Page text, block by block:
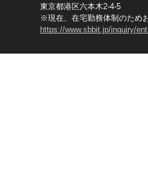
東京都港区六本木2-4-5
※現在、在宅勤務体制のため
https://www.sbbit.jp/inquiry/